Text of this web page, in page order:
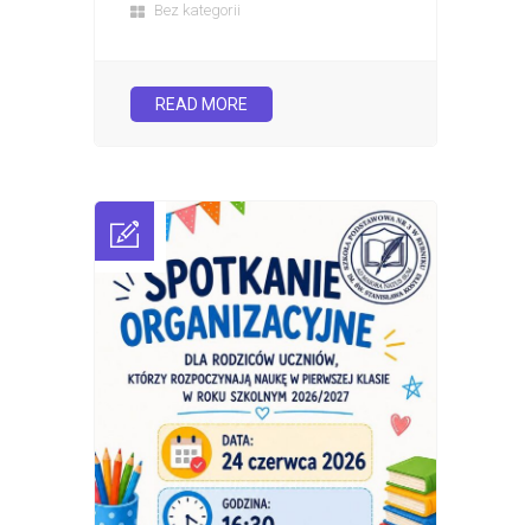
Bez kategorii
READ MORE